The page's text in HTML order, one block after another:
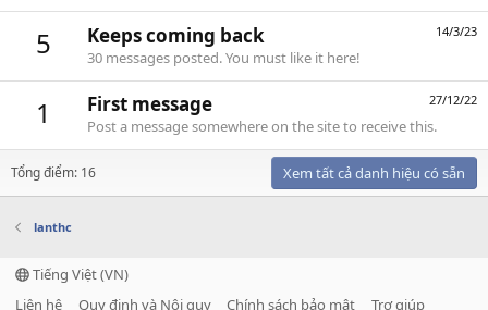
5 14/3/23
Keeps coming back
30 messages posted. You must like it here!
1 27/12/22
First message
Post a message somewhere on the site to receive this.
Tổng điểm: 16 Xem tất cả danh hiệu có sẵn
lanthc
Tiếng Việt (VN)
Liên hệ
Quy định và Nội quy Chính sách bảo mật
Trợ giúp